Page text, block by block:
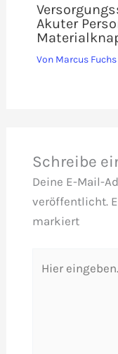
Akuter
Von Marcus Fuchs
Schreibe
Deine E-Mail-
veröffentlicht.
markiert
eingeben…